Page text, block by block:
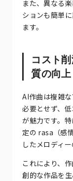
また、異なる
ションも簡単
ます。
コスト
質の向上
AI作曲は複雑
必要とせず、
が魅力です。
定の rasa（感
したメロディー
これにより、
創的な作品を